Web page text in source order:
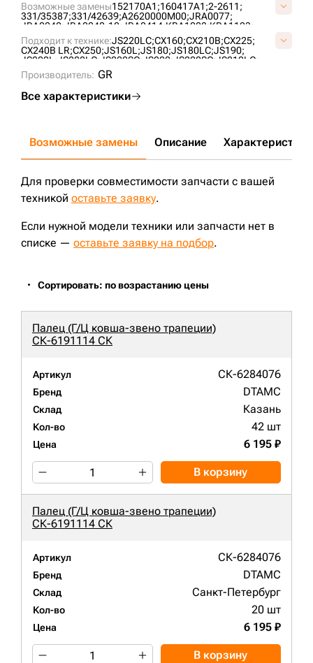
Возможные замены152170A1;160417A1;2-2611;
331/35387;331/42639;A2620000M00;JRA0077;
JRA0240; JRA0240-10; JRA0414;KBA1008;KBA1123;
KRA0781;
KRA1189;KRA1189Z-C;KRA14370;
KRA15850;LK132;LK132B;UF173R1E;VA262000;
VKRA1189V;VLK132V;
Подходит к технике:JS220LC;CX160;CX210B;CX225;
CX240B LR;CX250;JS160L;JS180;JS180LC;JS190;
JS200L; JS200LC; JS200SC; JS220; JS220SC; JS210LC;
CX180;
JS200;
Производитель: GR
Все характеристики
Возможные замены Описание Характеристики
Для проверки совместимости запчасти с вашей
техникой оставьте заявку.
Если нужной модели техники или запчасти нет в
списке — оставьте заявку на подбор.
Сортировать: по возрастанию цены
Палец (Г/Ц ковша-звено трапеции)
СК-6191114 СК
Артикул СК-6284076
Бренд DTAMC
Склад Казань
Кол-во 42 шт
Цена 6 195 ₽
В корзину
Палец (Г/Ц ковша-звено трапеции)
СК-6191114 СК
Артикул СК-6284076
Бренд DTAMC
Склад Санкт-Петербург
Кол-во 20 шт
Цена 6 195 ₽
В корзину